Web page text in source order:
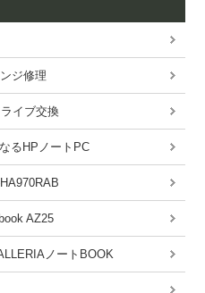
ジ修理
イブ交換
るHPノートPC
AZ25
ノートBOOK